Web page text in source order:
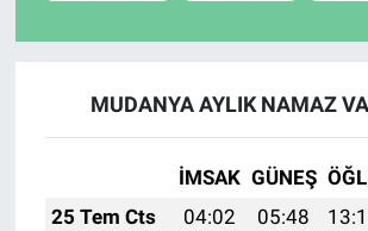
MUDANYA AYLIK NAMAZ
İMSAK GÜNEŞ
25 Tem Cts
04:02 05:48